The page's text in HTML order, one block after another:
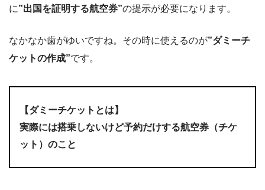
に”出国を証明する航空券”の提示が必要になります。
なかなか歯がゆいですね。その時に使えるのが”ダミーチ
ケットの作成”です。
【ダミーチケットとは】
実際には搭乗しないけど予約だけする航空券（チケ
ット）のこと